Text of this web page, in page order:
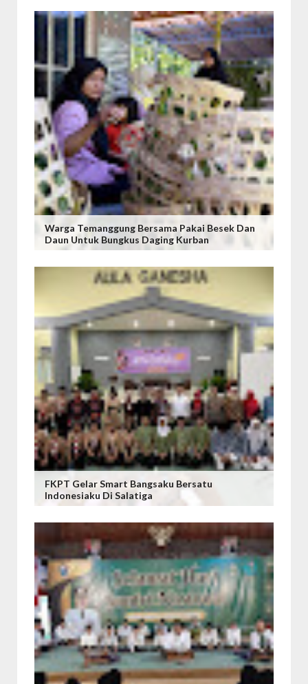
Warga Temanggung Bersama Pakai Besek Dan
Daun Untuk Bungkus Daging Kurban
FKPT Gelar Smart Bangsaku Bersatu
Indonesiaku Di Salatiga